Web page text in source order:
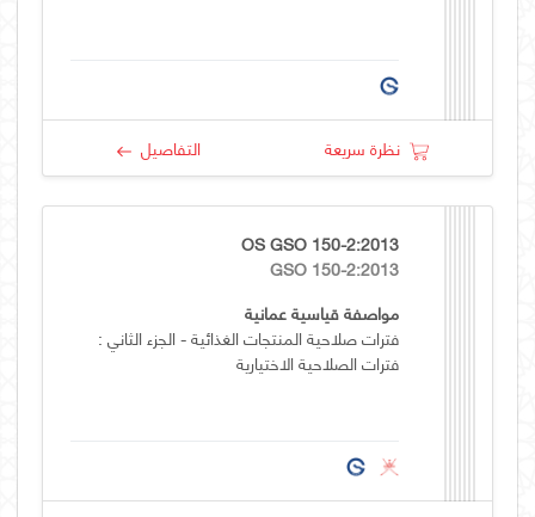
نظرة سريعة التفاصيل
OS GSO 150-2:2013
GSO 150-2:2013
مواصفة قياسية عمانية
فترات صلاحية المنتجات الغذائية - الجزء الثاني :
فترات الصلاحية الاختيارية